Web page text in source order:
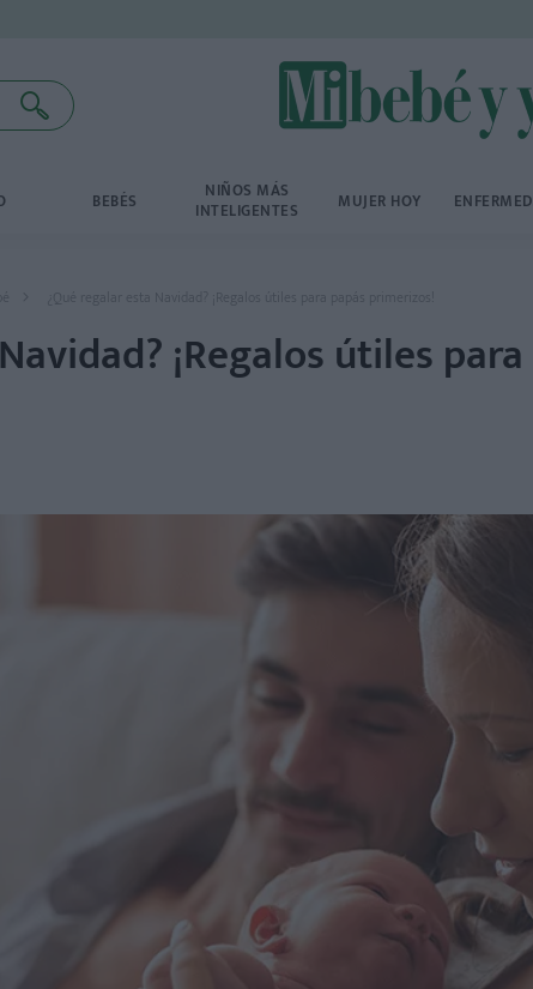
BEBÉS NIÑOS MÁS
INTELIGENTES MUJER HOY
¿Qué regalar esta Navidad? ¡Regalos útiles para papás primerizos!
¡Regalos útiles